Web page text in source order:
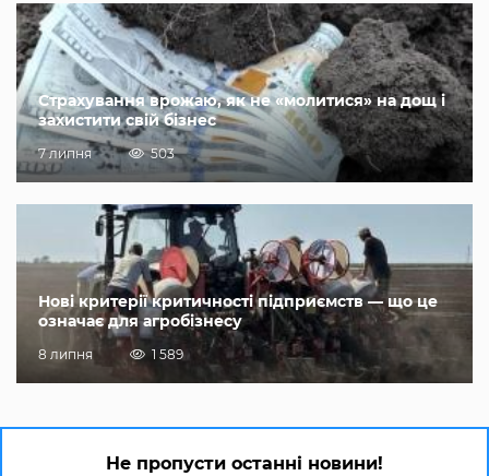
Страхування врожаю, як не «молитися» на дощ і
захистити свій бізнес
7 липня 503
Нові критерії критичності підприємств — що це
означає для агробізнесу
8 липня 1 589
Не пропусти останні новини!